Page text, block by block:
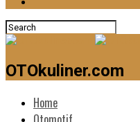
OTOkuliner.com
Home